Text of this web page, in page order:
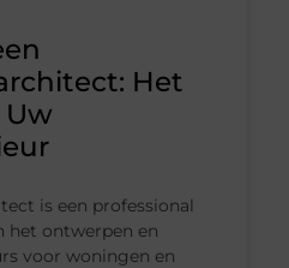
Het
Uw
is een professional
het ontwerpen en
voor woningen en